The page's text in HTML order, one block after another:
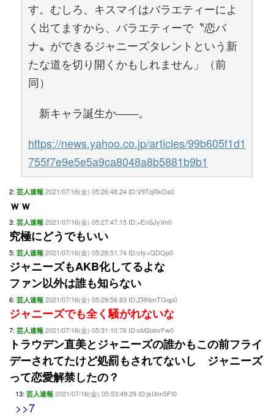
す。むしろ、キスマイはバラエティーによ
く出てますから、バラエティーで〝恋バ
ナ〟ができるジャニーズタレントという新
たな道を切り開くかもしれません」（前
同）
新キャラ誕生か――。
https://news.yahoo.co.jp/articles/99b605f1d1
755f7e9e5e5a9ca8048a8b5881b9b1
2: 芸人速報 2021/07/16(金) 05:26:48.24 ID:V9TqRkOa0
ｗｗ
3: 芸人速報 2021/07/16(金) 05:27:47.15 ID:+EnSJyVn0
究極にどうでもいい
5: 芸人速報 2021/07/16(金) 05:28:51.74 ID:cty+QDQp0
ジャニーズもAKB化してるよな
ファン以外は誰も知らない
6: 芸人速報 2021/07/16(金) 05:29:56.83 ID:ZRNmTGqp0
ジャニーズでも全く騒がれないな
7: 芸人速報 2021/07/16(金) 05:31:10.76 ID:oM2obvFw0
トラウデン直美とジャニーズの誰かもこの前フライ
デーされてたけど処罰もされてないし ジャニーズ
って恋愛解禁したの？
13: 芸人速報 2021/07/16(金) 05:53:49.29 ID:jsIXm5FI0
>>7